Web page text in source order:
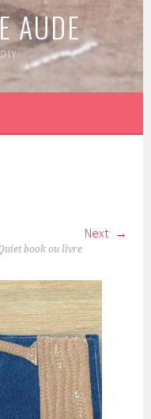
AUDE
Next
book ou livre